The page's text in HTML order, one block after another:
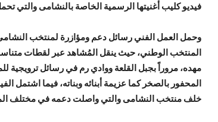
فيديو كليب أغنيتها الرسمية الخاصة بالنشامى والتي
وحمل العمل الفني رسائل دعم ومؤازرة لمنتخب
المنتخب الوطني، حيث ينقل المُشاهد عبر لقطات
مهده، مروراً بجبل القلعة ووادي رم في رسائل ترويجية
المحفور بالصخر كما عزيمة أبنائه وبناته، فيما
خلف منتخب النشامى والتي واصلت دعمه في مختلف